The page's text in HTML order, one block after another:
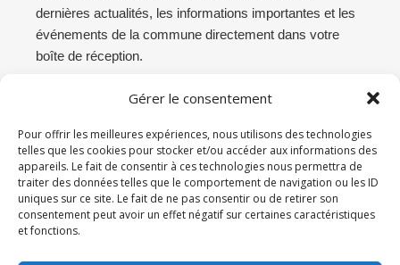
Gérer le consentement
Pour offrir les meilleures expériences, nous utilisons des technologies
telles que les cookies pour stocker et/ou accéder aux informations des
appareils. Le fait de consentir à ces technologies nous permettra de
traiter des données telles que le comportement de navigation ou les ID
uniques sur ce site. Le fait de ne pas consentir ou de retirer son
consentement peut avoir un effet négatif sur certaines caractéristiques
et fonctions.
dernières actualités, les informations importantes et les
événements de la commune directement dans votre
boîte de réception.
Abonnez-vous
Connexion administration
Déconnexion